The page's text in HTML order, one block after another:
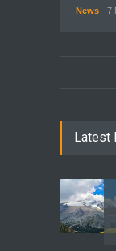
News 7
Latest